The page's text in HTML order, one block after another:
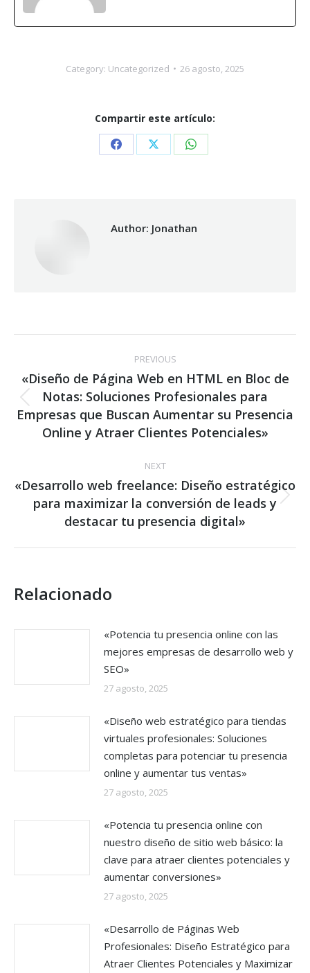
Category: Uncategorized 26 agosto, 2025
Compartir este artículo:
Share Share Share
Author: Jonathan
navigation
PREVIOUS
Previous
post:
«Diseño de Página Web en HTML en Bloc de
Notas: Soluciones Profesionales para
Empresas que Buscan Aumentar su Presencia
Online y Atraer Clientes Potenciales»
NEXT
Next
post:
«Desarrollo web freelance: Diseño estratégico
para maximizar la conversión de leads y
destacar tu presencia digital»
Relacionado
«Potencia tu presencia online con las
mejores empresas de desarrollo web y
SEO»
27 agosto, 2025
«Diseño web estratégico para tiendas
virtuales profesionales: Soluciones
completas para potenciar tu presencia
online y aumentar tus ventas»
27 agosto, 2025
«Potencia tu presencia online con
nuestro diseño de sitio web básico: la
clave para atraer clientes potenciales y
aumentar conversiones»
27 agosto, 2025
«Desarrollo de Páginas Web
Profesionales: Diseño Estratégico para
Atraer Clientes Potenciales y Maximizar